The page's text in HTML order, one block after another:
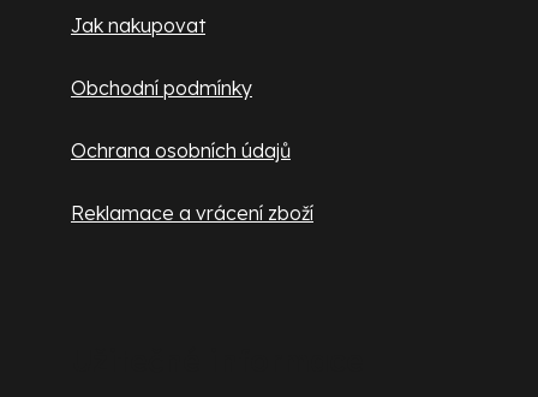
Jak nakupovat
Obchodní podmínky
Ochrana osobních údajů
Reklamace a vrácení zboží